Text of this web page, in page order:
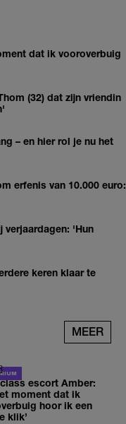
dat ik vooroverbuig
(32) dat zijn vriendin
– en hier rol je nu het
erfenis van 10.000 euro:
'Hun
keren klaar te
MEER
escort Amber:
moment dat ik
hoor ik een
klik’